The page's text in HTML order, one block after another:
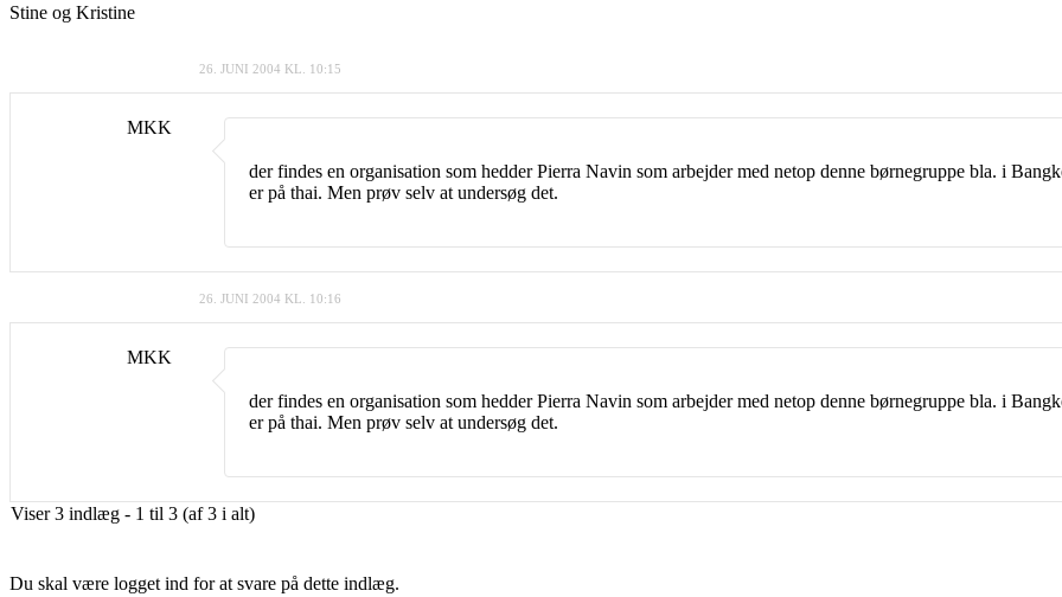
Stine og Kristine
26. JUNI 2004 KL. 10:15
MKK
der findes en organisation som hedder Pierra Navin som arbejder med netop denne børnegruppe bla. i
er på thai. Men prøv selv at undersøg det.
26. JUNI 2004 KL. 10:16
MKK
der findes en organisation som hedder Pierra Navin som arbejder med netop denne børnegruppe bla. i
er på thai. Men prøv selv at undersøg det.
Viser 3 indlæg - 1 til 3 (af 3 i alt)
Du skal være logget ind for at svare på dette indlæg.